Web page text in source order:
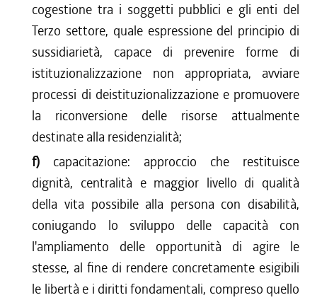
cogestione tra i soggetti pubblici e gli enti del
Terzo settore, quale espressione del principio di
sussidiarietà, capace di prevenire forme di
istituzionalizzazione non appropriata, avviare
processi di deistituzionalizzazione e promuovere
la riconversione delle risorse attualmente
destinate alla residenzialità;
f) capacitazione: approccio che restituisce
dignità, centralità e maggior livello di qualità
della vita possibile alla persona con disabilità,
coniugando lo sviluppo delle capacità con
l'ampliamento delle opportunità di agire le
stesse, al fine di rendere concretamente esigibili
le libertà e i diritti fondamentali, compreso quello